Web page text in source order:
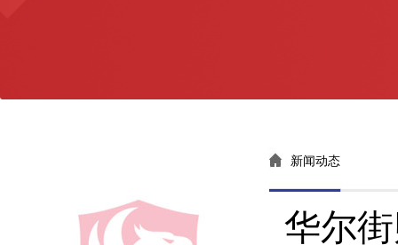
新闻动态
华尔